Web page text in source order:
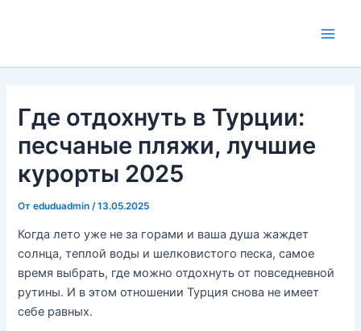
Где отдохнуть в Турции:
песчаные пляжи, лучшие
курорты 2025
Отeduduadmin/13.05.2025
Когда лето уже не за горами и ваша душа жаждет
солнца, теплой воды и шелковистого песка, самое
время выбрать, где можно отдохнуть от повседневной
рутины. И в этом отношении Турция снова не имеет
себе равных.